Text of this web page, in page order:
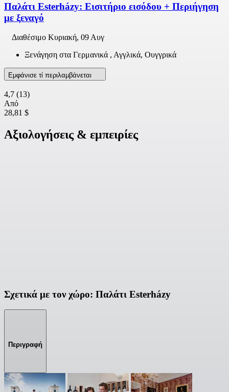
Παλάτι Esterházy: Εισιτήριο εισόδου + Περιήγηση
με ξεναγό
Διαθέσιμο Κυριακή, 09 Αυγ
Ξενάγηση στα Γερμανικά , Αγγλικά, Ουγγρικά
Εμφάνισε τί περιλαμβάνεται
4,7 (13)
Από
28,81 $
Αξιολογήσεις & εμπειρίες
Σχετικά με τον χώρο: Παλάτι Esterházy
Περιγραφή